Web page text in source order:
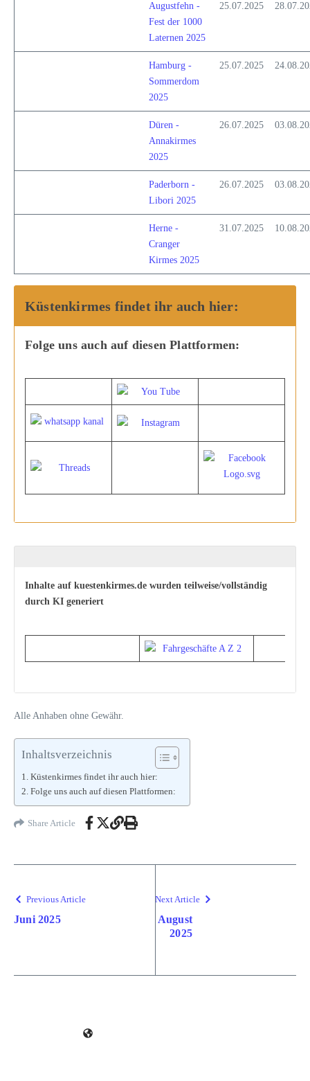
Augustfehn -
Fest der 1000
Laternen 2025
25.07.2025
Hamburg -
Sommerdom
2025
25.07.2025
Düren -
Annakirmes
2025
26.07.2025
Paderborn -
Libori 2025
26.07.2025
Herne -
Cranger
Kirmes 2025
31.07.2025
Küstenkirmes findet ihr auch hier:
Folge uns auch auf diesen Plattformen:
Inhalte auf kuestenkirmes.de wurden teilweise/vollständig
durch KI generiert
Alle Anhaben ohne Gewähr.
Inhaltsverzeichnis
Küstenkirmes findet ihr auch hier:
Folge uns auch auf diesen Plattformen:
Share Article
Previous Article
Juni 2025
Next Article
August
2025